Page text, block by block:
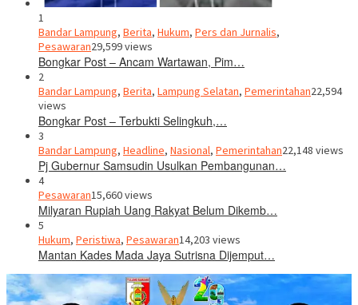
1
Bandar Lampung, Berita, Hukum, Pers dan Jurnalis,
Pesawaran29,599 views
Bongkar Post – Ancam Wartawan, Pim…
2
Bandar Lampung, Berita, Lampung Selatan, Pemerintahan22,594
views
Bongkar Post – Terbukti Selingkuh,…
3
Bandar Lampung, Headline, Nasional, Pemerintahan22,148 views
Pj Gubernur Samsudin Usulkan Pembangunan…
4
Pesawaran15,660 views
Milyaran Rupiah Uang Rakyat Belum Dikemb…
5
Hukum, Peristiwa, Pesawaran14,203 views
Mantan Kades Mada Jaya Sutrisna Dijemput…